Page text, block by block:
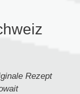
Rezept